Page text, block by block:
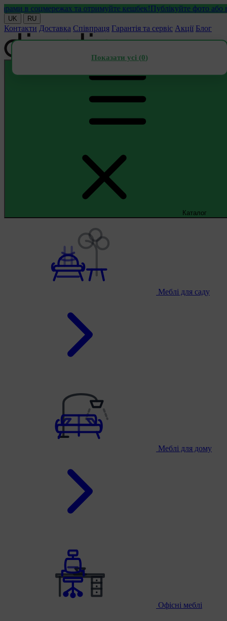
в соцмережах та отримуйте кешбек!Публікуйте фото або
UK RU
Контакти Доставка Співпраця Гарантія та сервіс Акції Блог
Каталог
Меблі для саду
Меблі для дому
Офісні меблі
Показати усі (0)